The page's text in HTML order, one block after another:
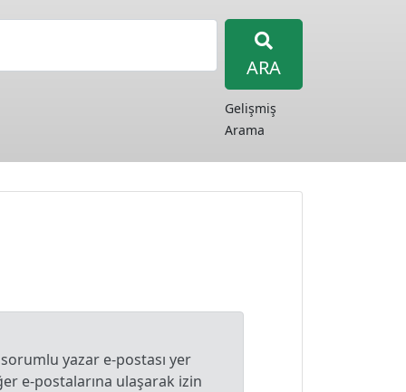
ARA
Gelişmiş
Arama
yazar e-postası yer
e-postalarına ulaşarak izin